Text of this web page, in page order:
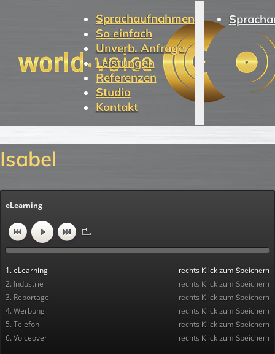
Sprachaufnahmen
So einfach
Unverb. Anfrage
Leistungen
Referenzen
Studio
Kontakt
Isabel
eLearning
1. eLearning rechts Klick zum Speichern
2. Industrie rechts Klick zum Speichern
3. Reportage rechts Klick zum Speichern
4. Werbung rechts Klick zum Speichern
5. Telefon rechts Klick zum Speichern
6. Voiceover rechts Klick zum Speichern